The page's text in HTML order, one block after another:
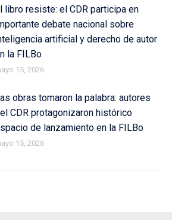
libro resiste: el CDR participa en
debate nacional sobre
artificial y derecho de autor
la FILBo
15, 2026
obras tomaron la palabra: autores
CDR protagonizaron histórico
de lanzamiento en la FILBo
15, 2026